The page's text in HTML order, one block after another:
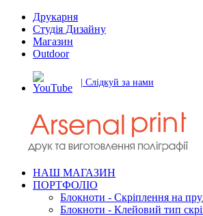
Друкарня
Студія Дизайну
Магазин
Outdoor
| Слідкуй за нами
НАШ МАГАЗИН
ПОРТФОЛІО
Блокноти - Скріплення на
Блокноти - Клейовий тип